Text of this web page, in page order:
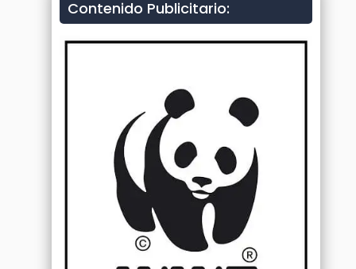
Contenido Publicitario: